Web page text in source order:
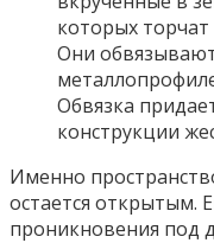
которых
Они
Обвязка
конструкции
Именно
остается открытым.
проникновения под